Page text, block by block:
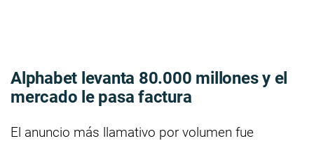
Alphabet levanta 80.000 millonesy el
mercado le pasa factura
El anuncio más llamativo por volumen fue